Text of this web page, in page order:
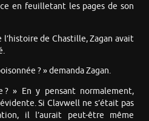
en feuilletant les pages de son
de Chastille, Zagan avait
? » demanda Zagan.
? » En y pensant normalement,
Si Clavwell ne s’était pas
il l’aurait peut-être même